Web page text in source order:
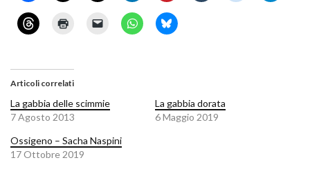
Articoli correlati
La gabbia delle scimmie
7 Agosto 2013
La gabbia dorata
6 Maggio 2019
Ossigeno – Sacha Naspini
17 Ottobre 2019